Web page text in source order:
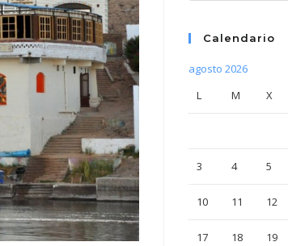
Calendario
agosto 2026
L
M X
3 4 5
10 11 12
17 18 19